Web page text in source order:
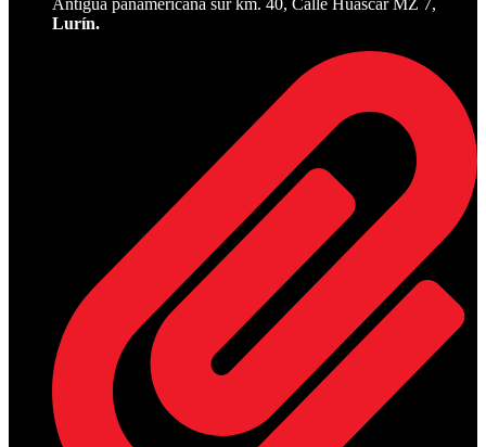
Lurín.